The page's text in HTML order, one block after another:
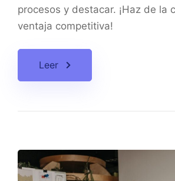
procesos y destacar. ¡Haz de la
ventaja competitiva!
Leer